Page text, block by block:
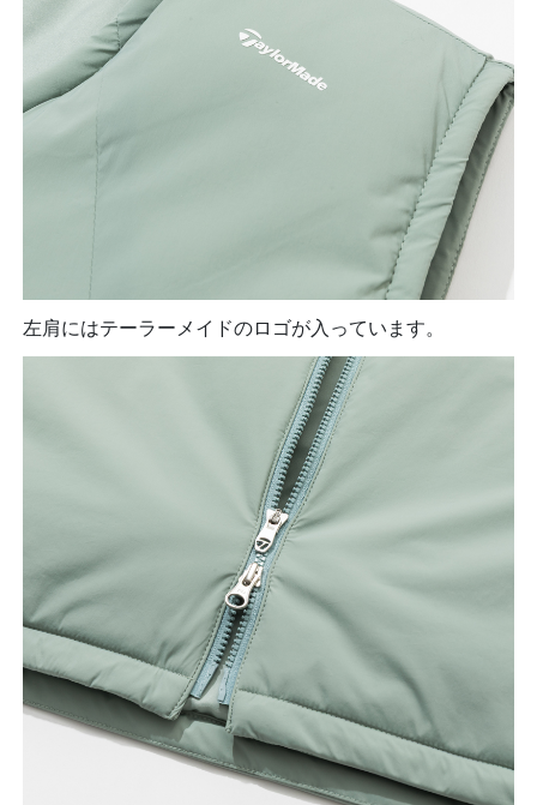
左肩にはテーラーメイドのロゴが入っています。